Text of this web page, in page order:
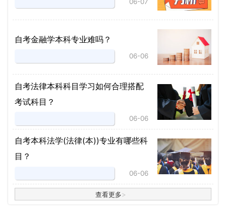
自考金融学本科专业难吗？
06-06
自考法律本科科目学习如何合理搭配
考试科目？
06-06
​自考本科法学(法律(本))专业有哪些科
目？
06-06
查看更多>